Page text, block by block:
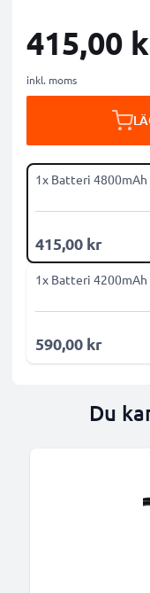
415,00
inkl. moms
1x Batteri 4800mAh
415,00 kr
1x Batteri 4200mAh
590,00 kr
Du